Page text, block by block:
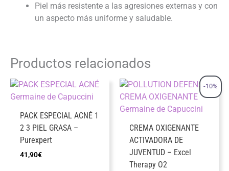
Piel más resistente a las agresiones externas y con
un aspecto más uniforme y saludable.
Productos relacionados
PACK ESPECIAL ACNÉ 1
2 3 PIEL GRASA –
Purexpert
41,90€
-10%
CREMA OXIGENANTE
ACTIVADORA DE
JUVENTUD – Excel
Therapy O2